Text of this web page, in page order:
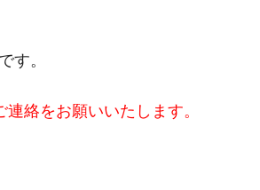
す。
絡をお願いいたします。